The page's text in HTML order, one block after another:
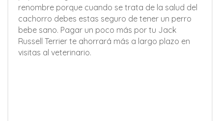
renombre porque cuando se trata de la salud del
cachorro debes estas seguro de tener un perro
bebe sano. Pagar un poco más por tu Jack
Russell Terrier te ahorrará más a largo plazo en
visitas al veterinario.